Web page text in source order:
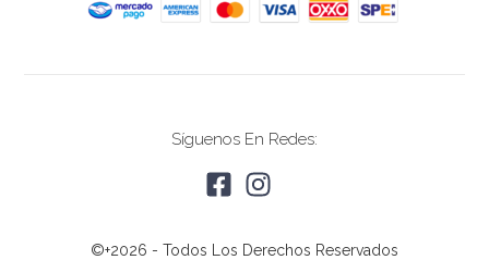
Síguenos En Redes:
©+2026 - Todos Los Derechos Reservados